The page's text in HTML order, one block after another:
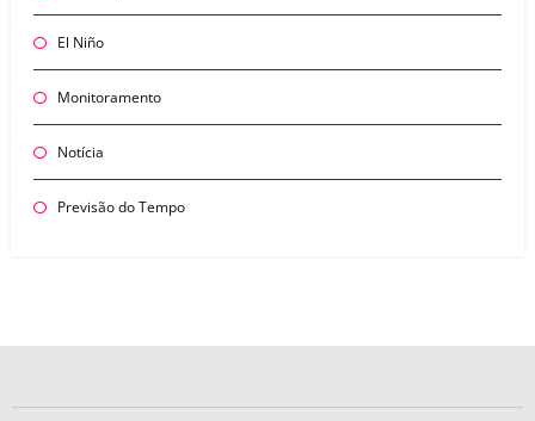
El Niño
Monitoramento
Notícia
Previsão do Tempo